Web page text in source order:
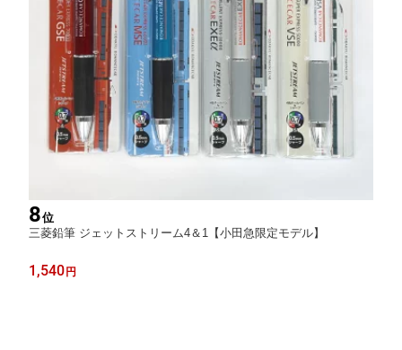
8位
三菱鉛筆 ジェットストリーム4＆1【小田急限定モデル】
1,540 円